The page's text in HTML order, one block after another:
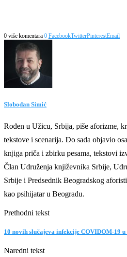
0 više komentara 0 FacebookTwitterPinterestEmail
Slobodan Simić
Rođen u Užicu, Srbija, piše aforizme,
tekstove i scenarija. Do sada objavio
knjiga priča i zbirku pesama, tekstovi
Član Udruženja književnika Srbije,
Srbije i Predsednik Beogradskog
kao psihijatar u Beogradu.
Prethodni tekst
10 novih slučajeva infekcije COVIDOM-19
Naredni tekst